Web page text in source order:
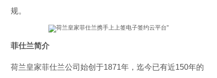
规。
菲仕兰简介
荷兰皇家菲仕兰公司始创于1871年，迄今已有近150年的